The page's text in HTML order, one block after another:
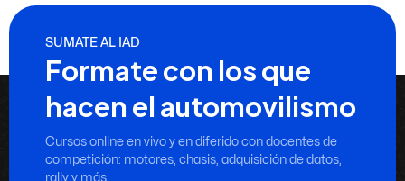
SUMATE AL IAD
Formate con los que
hacen el automovilismo
Cursos online en vivo y en diferido con docentes de
competición: motores, chasis, adquisición de datos,
rally y más.